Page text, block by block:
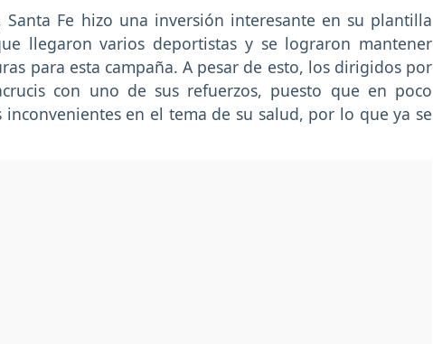
Santa Fe hizo una inversión interesante en su plantilla
llegaron varios deportistas y se lograron mantener
para esta campaña. A pesar de esto, los dirigidos por
con uno de sus refuerzos, puesto que en poco
en el tema de su salud, por lo que ya se